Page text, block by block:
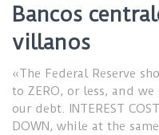
Bancos
villanos
«The Federal Reserve
to ZERO, or less, and
our debt. INTEREST
DOWN, while at the